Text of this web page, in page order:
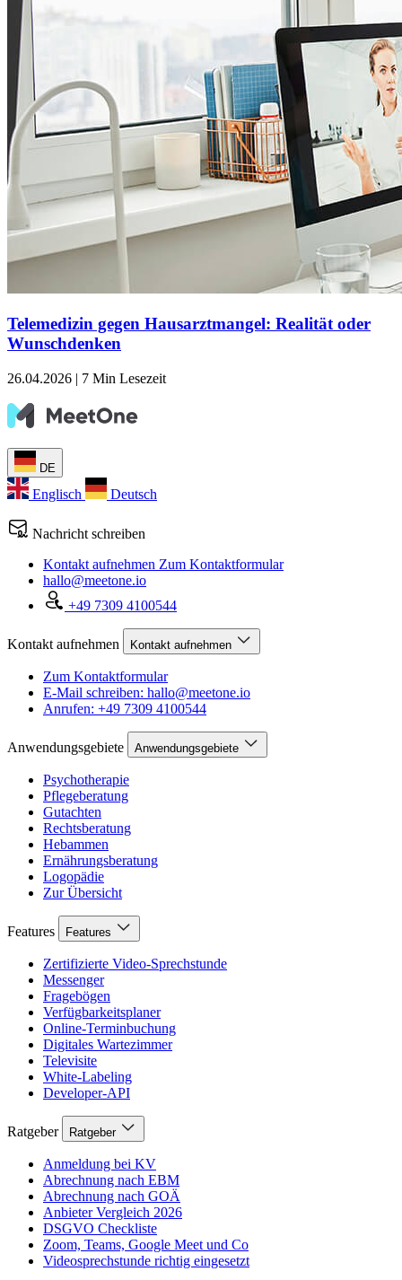
Telemedizin gegen Hausarztmangel: Realität oder
Wunschdenken
26.04.2026 | 7 Min Lesezeit
DE
Englisch Deutsch
Nachricht schreiben
Kontakt aufnehmen Zum Kontaktformular
hallo@meetone.io
+49 7309 4100544
Kontakt aufnehmen Kontakt aufnehmen
Zum Kontaktformular
E-Mail schreiben: hallo@meetone.io
Anrufen: +49 7309 4100544
Anwendungsgebiete Anwendungsgebiete
Psychotherapie
Pflegeberatung
Gutachten
Rechtsberatung
Hebammen
Ernährungsberatung
Logopädie
Zur Übersicht
Features Features
Zertifizierte Video-Sprechstunde
Messenger
Fragebögen
Verfügbarkeitsplaner
Online-Terminbuchung
Digitales Wartezimmer
Televisite
White-Labeling
Developer-API
Ratgeber Ratgeber
Anmeldung bei KV
Abrechnung nach EBM
Abrechnung nach GOÄ
Anbieter Vergleich 2026
DSGVO Checkliste
Zoom, Teams, Google Meet und Co
Videosprechstunde richtig eingesetzt